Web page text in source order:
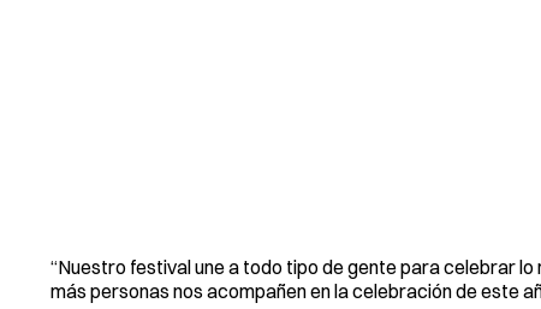
“Nuestro festival une a todo tipo de gente para celebrar
más personas nos acompañen en la celebración de este